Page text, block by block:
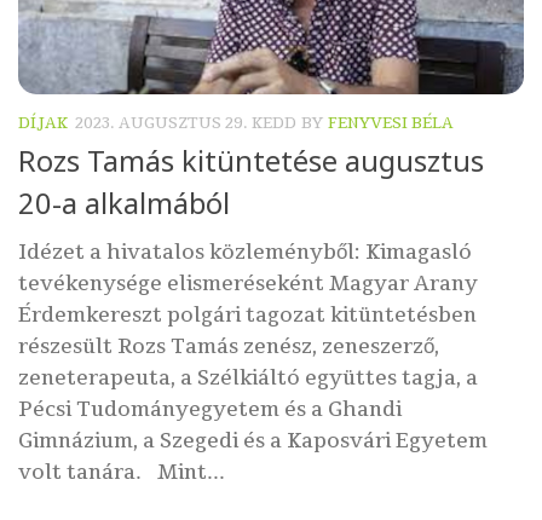
DÍJAK 2023. AUGUSZTUS 29. KEDD BY FENYVESI BÉLA
Rozs Tamás kitüntetése augusztus
20-a alkalmából
Idézet a hivatalos közleményből: Kimagasló
tevékenysége elismeréseként Magyar Arany
Érdemkereszt polgári tagozat kitüntetésben
részesült Rozs Tamás zenész, zeneszerző,
zeneterapeuta, a Szélkiáltó együttes tagja, a
Pécsi Tudományegyetem és a Ghandi
Gimnázium, a Szegedi és a Kaposvári Egyetem
volt tanára. Mint...